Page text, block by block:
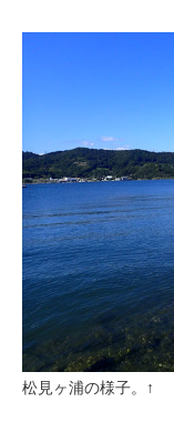
松見ヶ浦の様子。↑